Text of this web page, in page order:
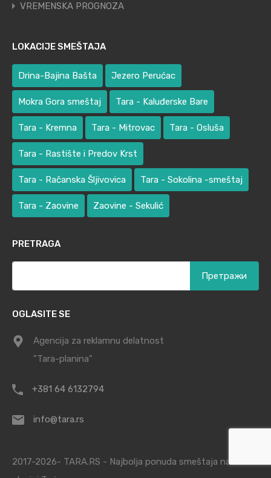
VREMENSKA PROGNOZA
LOKACIJE SMEŠTAJA
Drina-Bajina Bašta Jezero Perućac
Mokra Gora smeštaj Tara - Kaluđerske Bare
Tara - Kremna Tara - Mitrovac Tara - Osluša
Tara - Rastište i Predov Krst
Tara - Račanska Šljivovica Tara - Sokolina -smeštaj
Tara - Zaovine Zaovine - Sekulić
PRETRAGA
OGLASITE SE
Agencija za reklamnu delatnost
"Tara-planina"
+381 64 6132794
info@tara.rs
2017-2026- TARA.RS - Najbolja ponuda smeštaja na